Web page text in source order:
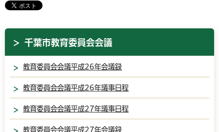
千葉市教育委員会会議
教育委員会会議平成26年会議録
教育委員会会議平成26年議事日程
教育委員会会議平成27年議事日程
教育委員会会議平成27年会議録